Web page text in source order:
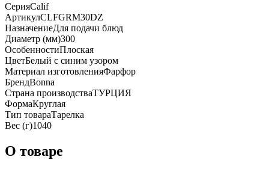
СерияCalif
АртикулCLFGRM30DZ
НазначениеДля подачи блюд
Диаметр (мм)300
ОсобенностиПлоская
ЦветБелый с синим узором
Материал изготовленияФарфор
БрендBonna
Страна производстваТУРЦИЯ
ФормаКруглая
Тип товараТарелка
Вес (г)1040
О товаре